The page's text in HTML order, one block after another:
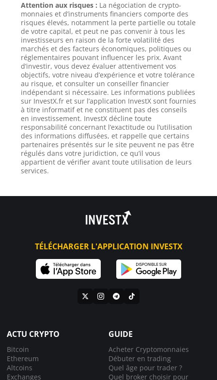
Attention aux risques : La négociation de crypto-
monnaies et d’instruments financiers comporte des
risques élevés, notamment la perte partielle ou totale
de votre capital, et peut ne pas convenir à tous les
investisseurs en raison de la forte volatilité des
marchés et des facteurs économiques, politiques ou
réglementaires pouvant influencer les prix. Avant
d’investir, vous devez évaluer attentivement vos
objectifs, votre niveau d’expérience et votre tolérance
au risque, et consulter un conseiller financier
indépendant si nécessaire. Les informations publiées
sur InvestX.fr et sur l’application InvestX sont fournies
à titre informatif et ne constituent pas des conseils
en investissement. InvestX décline toute
responsabilité concernant l’exactitude ou l’utilisation
des informations diffusées, et rappelle que certains
partenaires présentés sur le site peuvent ne pas être
régulés dans votre juridiction, ce qu’il vous
appartient de vérifier avant toute utilisation de leurs
services.
TÉLÉCHARGER L'APPLICATION INVESTX
ACTU CRYPTO
Bitcoin
Ethereum
Altcoins
Exchanges
GUIDE
Acheter Cryptomonnaies
Débuter en trading
Quel âge pour trader ?
Quel broker choisir pour